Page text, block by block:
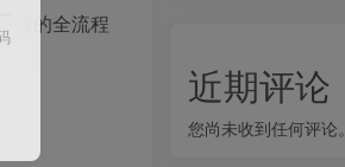
效的全流程
近期评论
您尚未收到任何评论。